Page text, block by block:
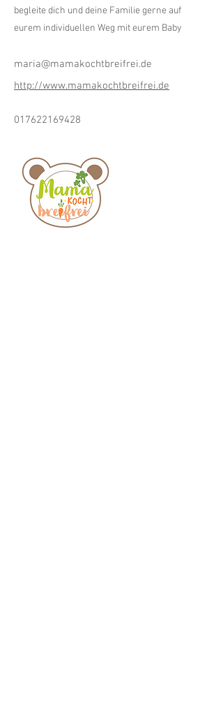
begleite dich und deine Familie gerne auf
eurem individuellen Weg mit eurem Baby
maria@mamakochtbreifrei.de
http://www.mamakochtbreifrei.de
017622169428